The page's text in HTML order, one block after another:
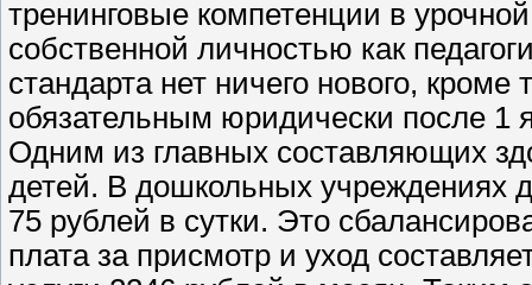
тренинговые компетенции в
собственной личностью как
стандарта нет ничего нового, кроме
обязательным юридически после 1
Одним из главных составляющих
детей. В дошкольных учреждениях
75 рублей в сутки. Это
плата за присмотр и уход